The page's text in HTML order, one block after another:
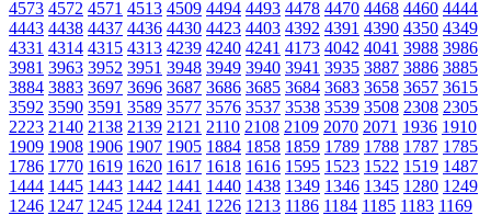
4573 4572 4571 4513 4509 4494 4493 4478 4470 4468 4460 4444
4443 4438 4437 4436 4430 4423 4403 4392 4391 4390 4350 4349
4331 4314 4315 4313 4239 4240 4241 4173 4042 4041 3988 3986
3981 3963 3952 3951 3948 3949 3940 3941 3935 3887 3886 3885
3884 3883 3697 3696 3687 3686 3685 3684 3683 3658 3657 3615
3592 3590 3591 3589 3577 3576 3537 3538 3539 3508 2308 2305
2223 2140 2138 2139 2121 2110 2108 2109 2070 2071 1936 1910
1909 1908 1906 1907 1905 1884 1858 1859 1789 1788 1787 1785
1786 1770 1619 1620 1617 1618 1616 1595 1523 1522 1519 1487
1444 1445 1443 1442 1441 1440 1438 1349 1346 1345 1280 1249
1246 1247 1245 1244 1241 1226 1213 1186 1184 1185 1183 1169